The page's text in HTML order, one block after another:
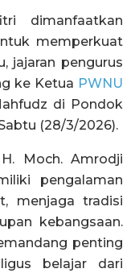
dimanfaatkan
memperkuat
jajaran pengurus
ke Ketua PWNU
di Pondok
(28/3/2026).
Moch. Amrodji
pengalaman
menjaga tradisi
kebangsaan.
penting
belajar dari